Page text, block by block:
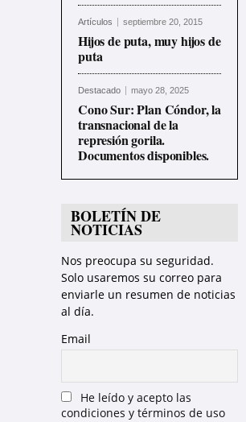
Artículos septiembre 20, 2015
Hijos de puta, muy hijos de
puta
Destacado mayo 28, 2025
Cono Sur: Plan Cóndor, la
transnacional de la
represión gorila.
Documentos disponibles.
BOLETÍN DE
NOTICIAS
Nos preocupa su seguridad.
Solo usaremos su correo para
enviarle un resumen de noticias
al día.
Email
He leído y acepto las
condiciones y términos de uso